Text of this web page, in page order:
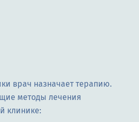
врач назначает терапию.
методы лечения
клинике: